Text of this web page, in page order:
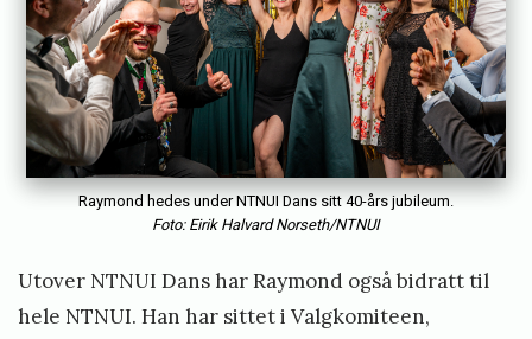
Raymond hedes under NTNUI Dans sitt 40-års jubileum.
Foto: Eirik Halvard Norseth/NTNUI
Utover NTNUI Dans har Raymond også bidratt til
hele NTNUI. Han har sittet i Valgkomiteen,